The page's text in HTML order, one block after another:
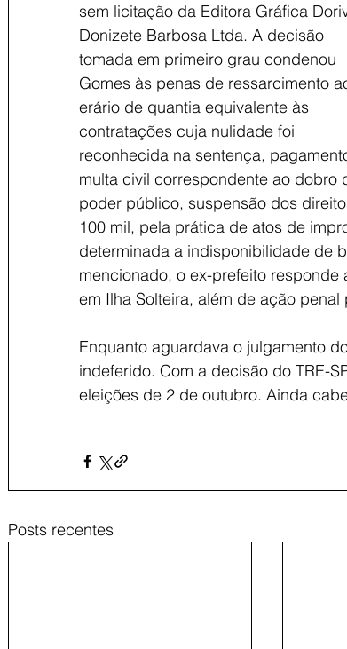
sem licitação da Editora Gráfica
Donizete Barbosa Ltda. A decisão
tomada em primeiro grau condenou
Gomes às penas de ressarcimento
erário de quantia equivalente às
contratações cuja nulidade foi
reconhecida na sentença,
multa civil correspondente ao
poder público, suspensão dos
100 mil, pela prática de atos de
determinada a indisponibilidade de
mencionado, o ex-prefeito
em Ilha Solteira, além de ação
Enquanto aguardava o julgamento
indeferido. Com a decisão do TRE-
eleições de 2 de outubro. Ainda
Posts recentes